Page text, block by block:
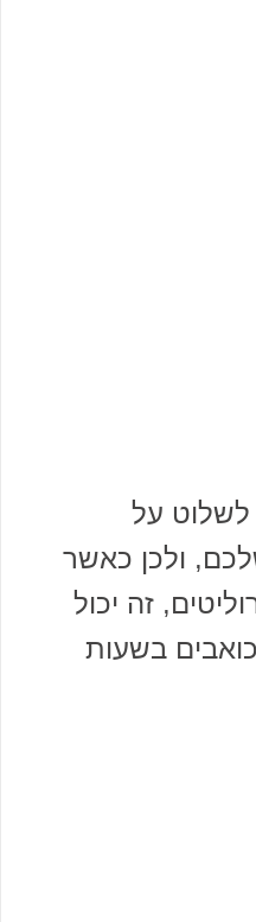
לשלוט על
ולכן כאשר
זה יכול
בשעות